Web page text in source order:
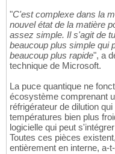
"C'est complexe dans la
nouvel état de la matière
assez simple. Il s'agit de
beaucoup plus simple qui
beaucoup plus rapide", a
technique de Microsoft.
La puce quantique ne
écosystème comprenant
réfrigérateur de dilution
températures bien plus
logicielle qui peut
Toutes ces pièces
entièrement en interne, a-